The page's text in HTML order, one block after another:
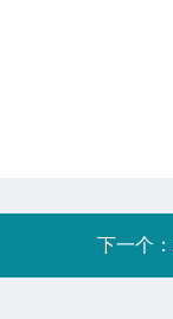
下一个：